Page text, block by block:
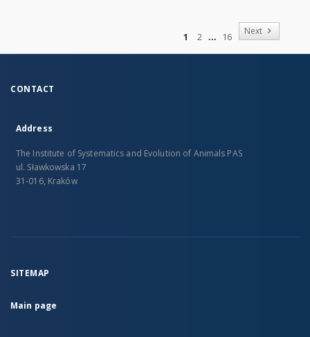
1 2
16
Next
CONTACT
Address
The Institute of Systematics and Evolution of Animals PAS
ul. Sławkowska 17
31-016, Kraków
SITEMAP
Main page